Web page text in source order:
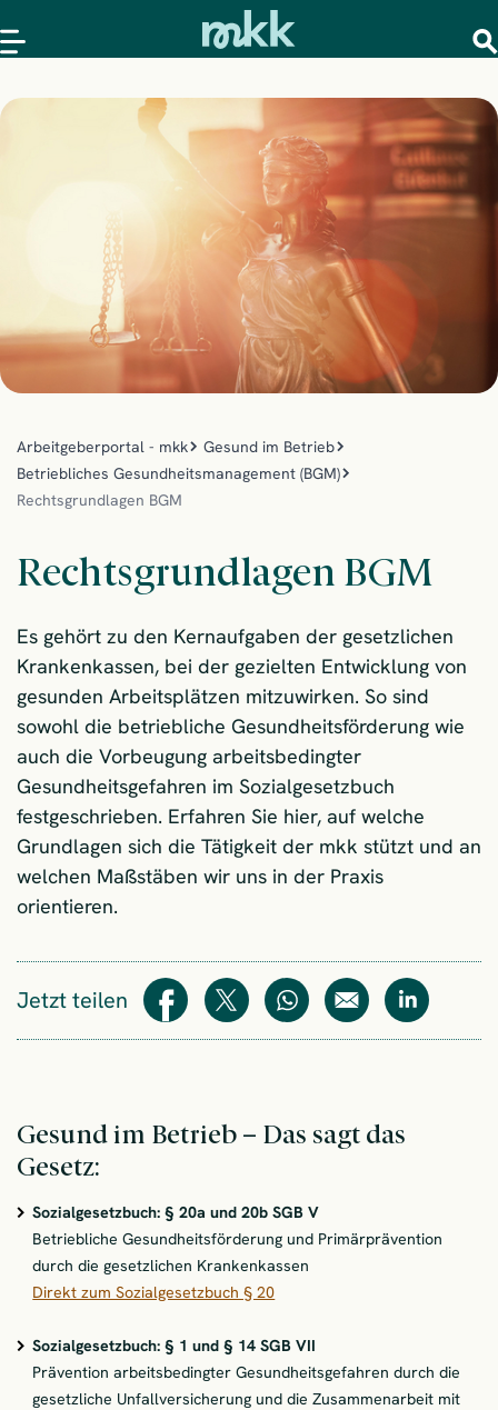
Arbeitgeberportal - mkk
Gesund im Betrieb
Betriebliches Gesundheitsmanagement (BGM)
Rechtsgrundlagen BGM
Rechtsgrundlagen BGM
Es gehört zu den Kernaufgaben der gesetzlichen
Krankenkassen, bei der gezielten Entwicklung von
gesunden Arbeitsplätzen mitzuwirken. So sind
sowohl die betriebliche Gesundheitsförderung wie
auch die Vorbeugung arbeitsbedingter
Gesundheitsgefahren im Sozialgesetzbuch
festgeschrieben. Erfahren Sie hier, auf welche
Grundlagen sich die Tätigkeit der mkk stützt und an
welchen Maßstäben wir uns in der Praxis
orientieren.
Jetzt teilen Teilen Teilen WhatsAppE-Mail Teilen
Gesund im Betrieb – Das sagt das
Gesetz:
Sozialgesetzbuch: § 20a und 20b SGB V
Betriebliche Gesundheitsförderung und Primärprävention
durch die gesetzlichen Krankenkassen
Direkt zum Sozialgesetzbuch § 20
Sozialgesetzbuch: § 1 und § 14 SGB VII
Prävention arbeitsbedingter Gesundheitsgefahren durch die
gesetzliche Unfallversicherung und die Zusammenarbeit mit